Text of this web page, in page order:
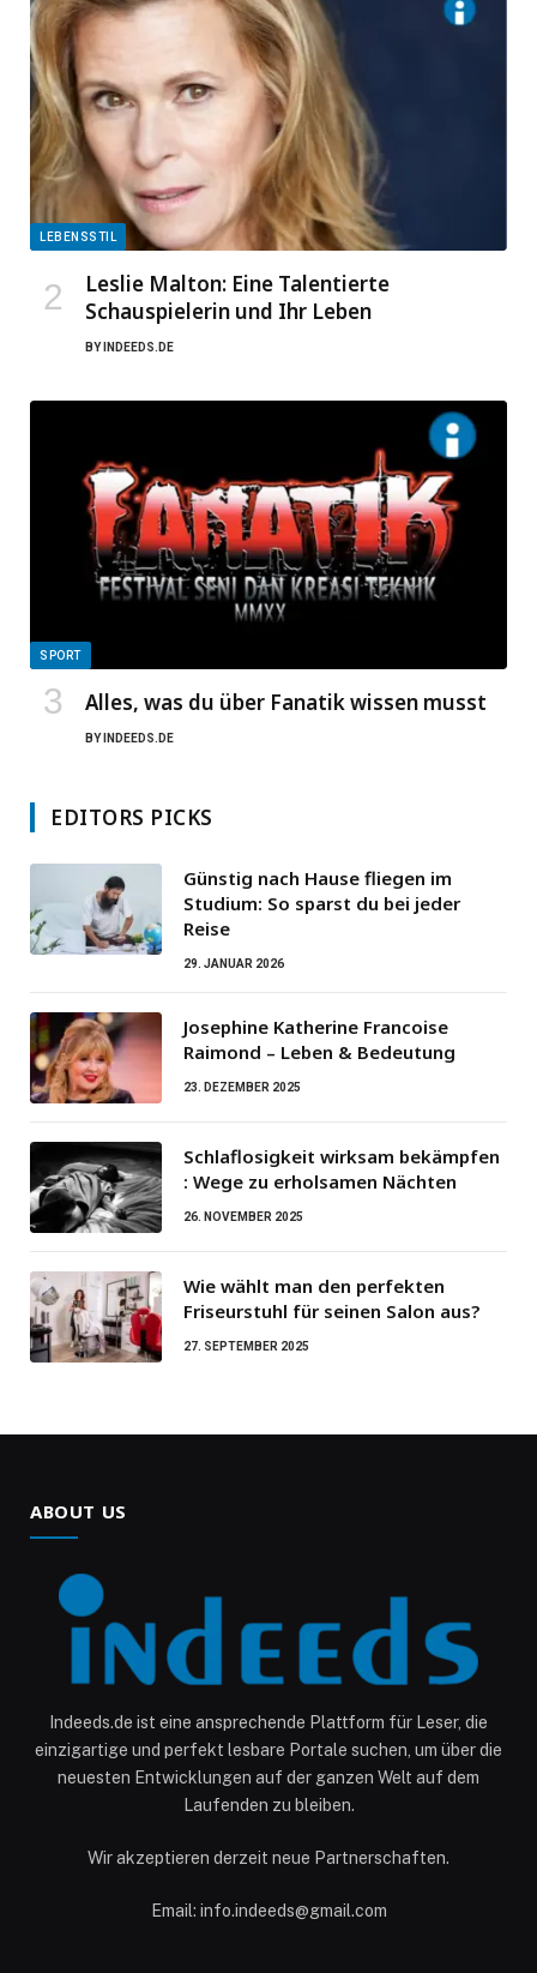
LEBENSSTIL
Leslie Malton: Eine Talentierte
Schauspielerin und Ihr Leben
BY INDEEDS.DE
SPORT
Alles, was du über Fanatik wissen musst
BY INDEEDS.DE
EDITORS PICKS
Günstig nach Hause fliegen im
Studium: So sparst du bei jeder
Reise
29. JANUAR 2026
Josephine Katherine Francoise
Raimond – Leben & Bedeutung
23. DEZEMBER 2025
Schlaflosigkeit wirksam bekämpfen
: Wege zu erholsamen Nächten
26. NOVEMBER 2025
Wie wählt man den perfekten
Friseurstuhl für seinen Salon aus?
27. SEPTEMBER 2025
ABOUT US
Indeeds.de ist eine ansprechende Plattform für Leser, die
einzigartige und perfekt lesbare Portale suchen, um über die
neuesten Entwicklungen auf der ganzen Welt auf dem
Laufenden zu bleiben.
Wir akzeptieren derzeit neue Partnerschaften.
Email: info.indeeds@gmail.com